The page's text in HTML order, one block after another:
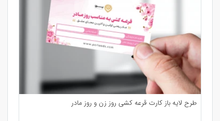
طرح لایه باز کارت قرعه کشی روز زن و روز مادر